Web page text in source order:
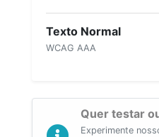
Texto Normal
WCAG AAA
Quer testar
Experimente